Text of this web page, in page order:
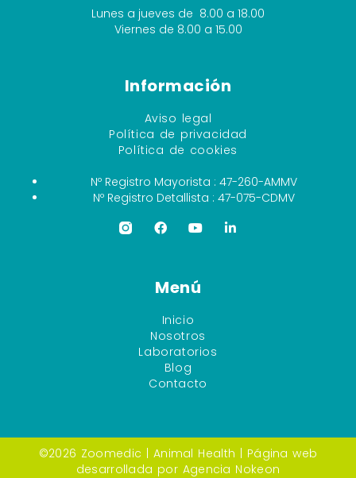
Lunes a jueves de 8.00 a 18.00
Viernes de 8.00 a 15.00
Información
Aviso legal
Política de privacidad
Política de cookies
Nº Registro Mayorista : 47-260-AMMV
Nº Registro Detallista : 47-075-CDMV
Menú
Inicio
Nosotros
Laboratorios
Blog
Contacto
©2026 Zoomedic | Animal Health | Página web
desarrollada por Agencia Nokeon